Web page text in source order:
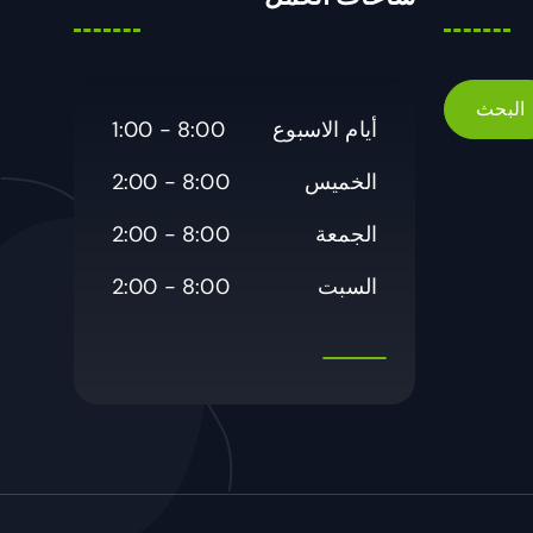
أيام الاسبوع
8:00 - 1:00
الخميس
8:00 - 2:00
الجمعة
8:00 - 2:00
السبت
8:00 - 2:00